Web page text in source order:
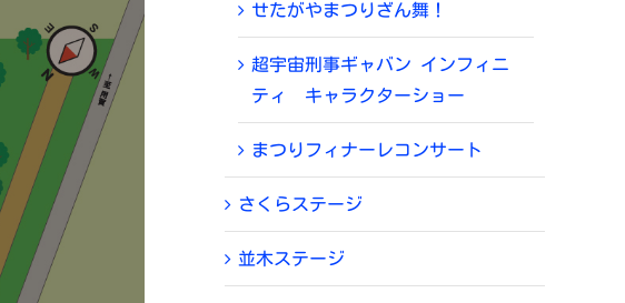
せたがやまつりざん舞！
超宇宙刑事ギャバン インフィニ
ティ キャラクターショー
まつりフィナーレコンサート
さくらステージ
並木ステージ